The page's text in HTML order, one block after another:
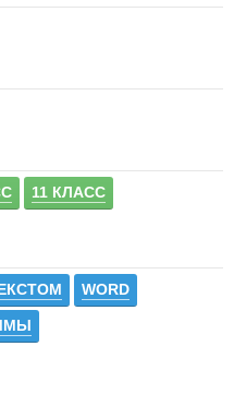
11 КЛАСС
WORD